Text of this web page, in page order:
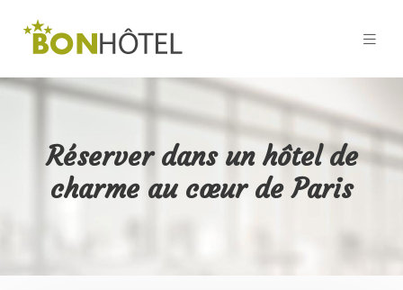
Réserver dans un hôtel de
charme au cœur de Paris